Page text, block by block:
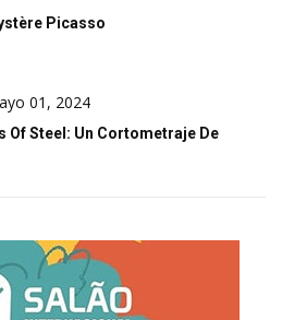
Picasso
01, 2024
Of Steel: Un Cortometraje De